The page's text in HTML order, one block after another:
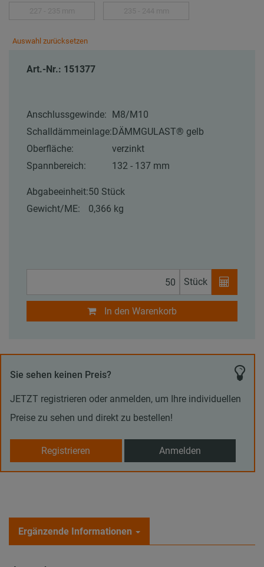
Auswahl zurücksetzen
Art.-Nr.: 151377
Anschlussgewinde:
M8/M10
Schalldämmeinlage: DÄMMGULAST® gelb
Oberfläche:
verzinkt
Spannbereich:
132 - 137 mm
Abgabeeinheit:50 Stück
Gewicht/ME:
0,366 kg
Stück
In den Warenkorb
Sie sehen keinen Preis?
JETZT registrieren oder anmelden, um Ihre individuellen
Preise zu sehen und direkt zu bestellen!
Registrieren Anmelden
Ergänzende Informationen